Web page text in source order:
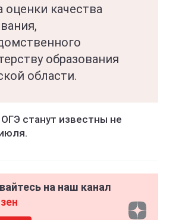
оценки качества
образования
области.
станут известны не
на наш канал